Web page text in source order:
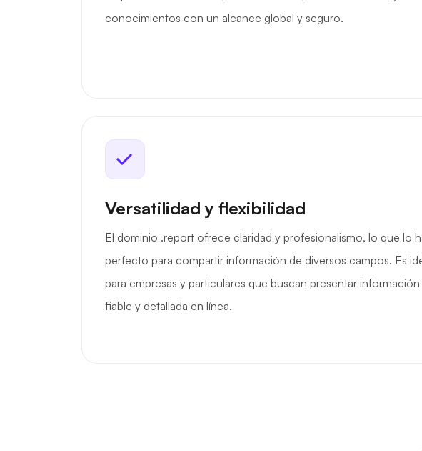
conocimientos con un alcance global y seguro.
Versatilidad y flexibilidad
El dominio .report ofrece claridad y profesionalismo, lo que lo
perfecto para compartir información de diversos campos. Es
para empresas y particulares que buscan presentar información
fiable y detallada en línea.